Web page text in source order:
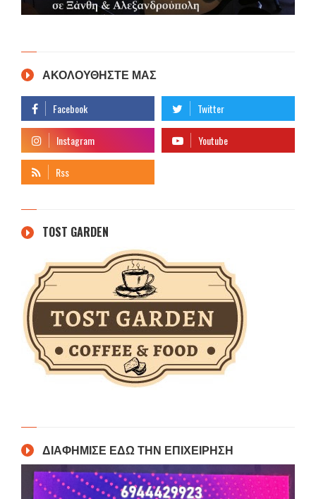
ΑΚΟΛΟΥΘΗΣΤΕ ΜΑΣ
TOST GARDEN
ΔΙΑΦΗΜΙΣΕ ΕΔΩ ΤΗΝ ΕΠΙΧΕΙΡΗΣΗ